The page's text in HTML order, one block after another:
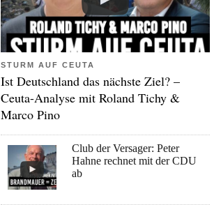
STURM AUF CEUTA
Ist Deutschland das nächste Ziel? –
Ceuta-Analyse mit Roland Tichy &
Marco Pino
Club der Versager: Peter
Hahne rechnet mit der CDU
ab